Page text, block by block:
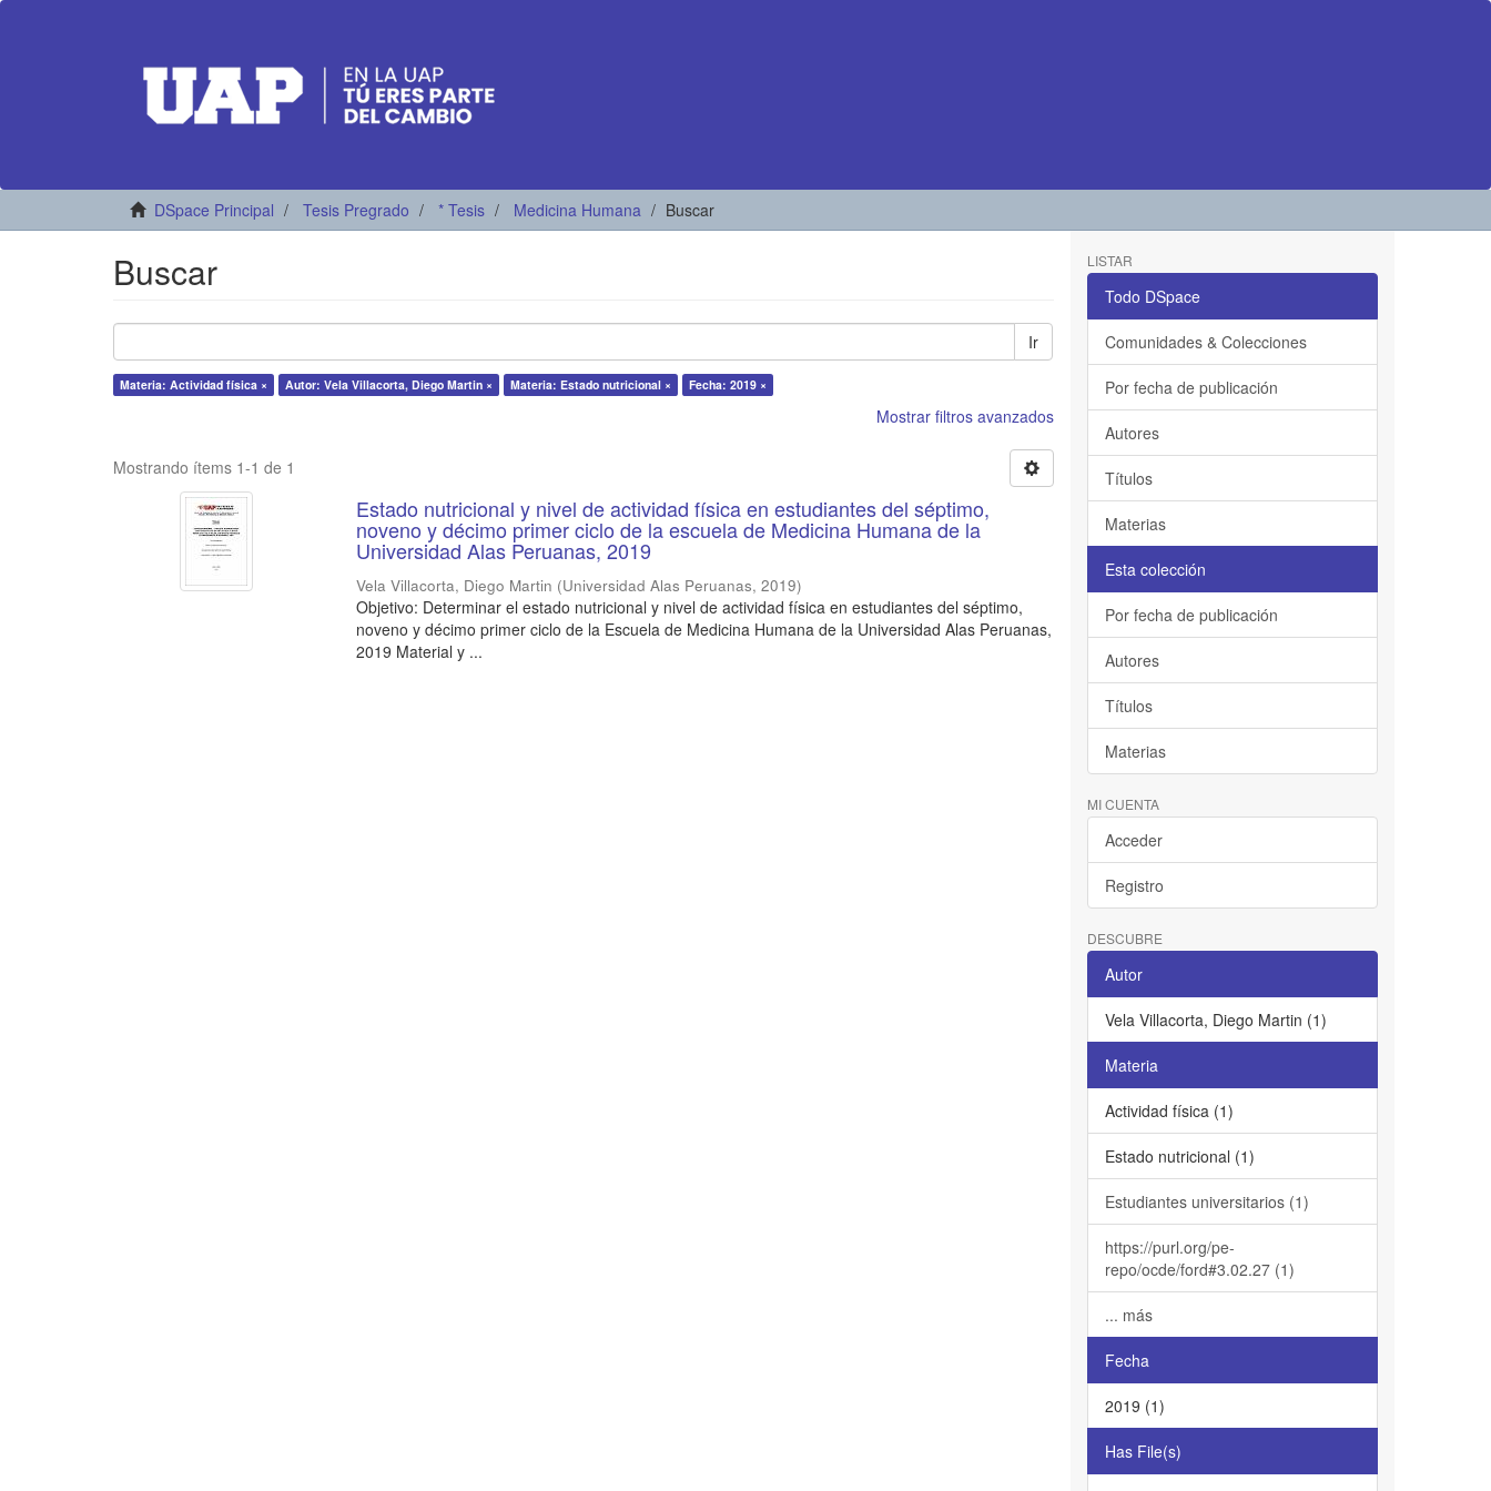
DSpace Principal Tesis Pregrado * Tesis Medicina Humana Buscar
Buscar
Ir
Materia: Actividad física × Autor: Vela Villacorta, Diego Martin × Materia: Estado nutricional × Fecha: 2019 ×
Mostrar filtros avanzados
Mostrando ítems 1-1 de 1
Estado nutricional y nivel de actividad física en estudiantes del séptimo,
noveno y décimo primer ciclo de la escuela de Medicina Humana de la
Universidad Alas Peruanas, 2019
Vela Villacorta, Diego Martin (Universidad Alas Peruanas,2019)
Objetivo: Determinar el estado nutricional y nivel de actividad física en estudiantes del séptimo,
noveno y décimo primer ciclo de la Escuela de Medicina Humana de la Universidad Alas Peruanas,
2019 Material y ...
LISTAR
Todo DSpace
Comunidades & Colecciones
Por fecha de publicación
Autores
Títulos
Materias
Esta colección
Por fecha de publicación
Autores
Títulos
Materias
MI CUENTA
Acceder
Registro
DESCUBRE
Autor
Vela Villacorta, Diego Martin (1)
Materia
Actividad física (1)
Estado nutricional (1)
Estudiantes universitarios (1)
https://purl.org/pe-
repo/ocde/ford#3.02.27 (1)
... más
Fecha
2019 (1)
Has File(s)